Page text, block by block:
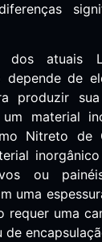
dos atuais
depende de
produzir
material
Nitreto de
ou
uma
requer uma
de